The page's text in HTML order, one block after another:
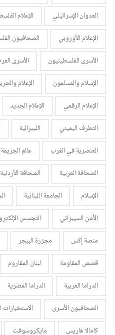
العدوان الإسرائيلي
الإعلام
الإعلام الأوروبي
الصحافيون
الأسرى الفلسطينيون
الأسرى
الإسلام والمسلمون
الإعلام
الإعلام الرقمي
الإعلام الجديد
التطرف اليميني
الليبرالية
العنصرية في الغرب
عالم الجريمة
الصحافة العربية
الصحافة الأردنية
الإسلام
الجامعة اللبنانية
الأمن السيبراني
التجسس
منصة إكس
مجزرة البيجر
قصص المقاومة
لبنان المقاروم
الدراما العربية
الدراما المصرية
الصحافيون الأسرى
الاستخبارات
كامالا هاريس
مايكروسوفت